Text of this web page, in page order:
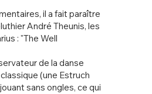
il a fait paraître
André Theunis, les
: "The Well
de la danse
(une Estruch
sans ongles, ce qui